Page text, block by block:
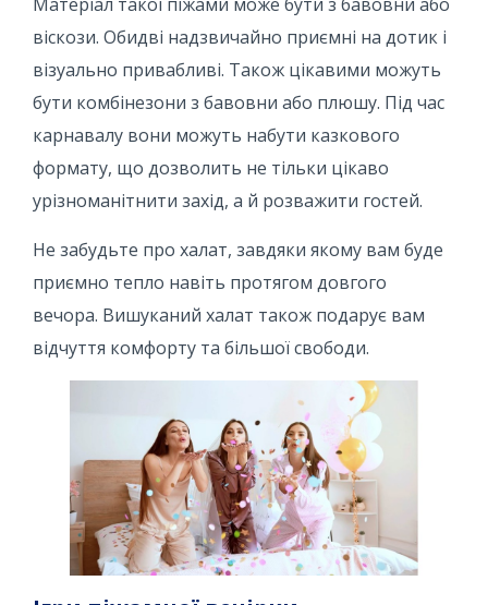
віскози. Обидві надзвичайно приємні на дотик і
візуально привабливі. Також цікавими можуть
бути комбінезони з бавовни або плюшу. Під час
карнавалу вони можуть набути казкового
формату, що дозволить не тільки цікаво
урізноманітнити захід, а й розважити гостей.
Не забудьте про халат, завдяки якому вам буде
приємно тепло навіть протягом довгого
вечора. Вишуканий халат також подарує вам
відчуття комфорту та більшої свободи.